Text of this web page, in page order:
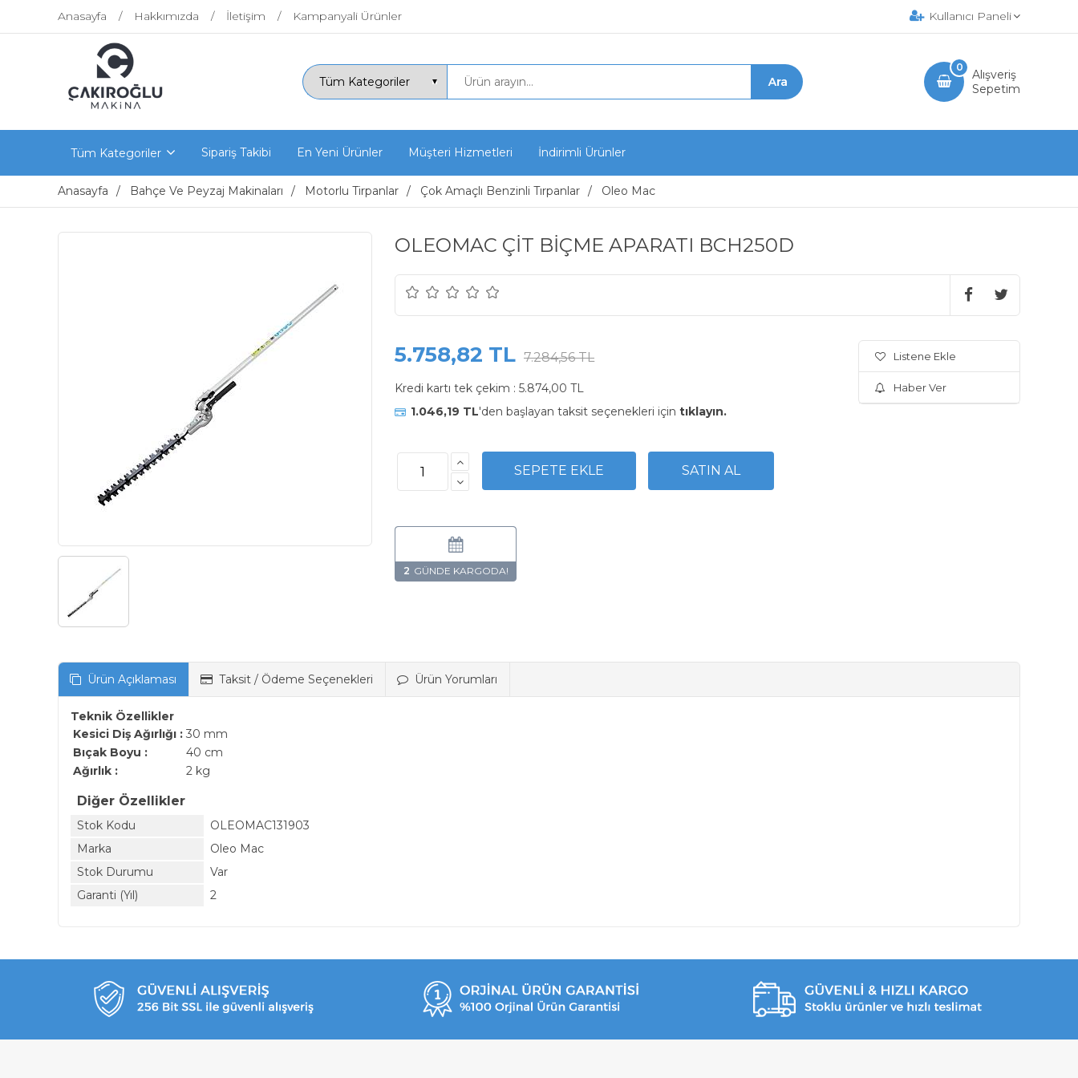
Anasayfa Hakkımızda İletişim Kampanyali Ürünler Kullanıcı Paneli
Alışveriş
Sepetim
0
Tüm Kategoriler Sipariş Takibi En Yeni Ürünler Müşteri Hizmetleri İndirimli Ürünler
Anasayfa Bahçe Ve Peyzaj Makinaları Motorlu Tirpanlar Çok Amaçlı Benzinli Tırpanlar Oleo Mac
OLEOMAC ÇİT BİÇME APARATI BCH250D
5.758,82 TL 7.284,56 TL
Kredi kartı tek çekim : 5.874,00 TL
1.046,19 TL'den başlayan taksit seçenekleri için tıklayın.
2
Listene Ekle
Haber Ver
Ürün Açıklaması Taksit / Ödeme Seçenekleri Ürün Yorumları
Teknik Özellikler
Kesici Diş Ağırlığı : 30 mm
Bıçak Boyu :
40 cm
Ağırlık :
2 kg
Diğer Özellikler
Stok Kodu
OLEOMAC131903
Marka
Oleo Mac
Stok Durumu
Var
Garanti (Yıl)
2